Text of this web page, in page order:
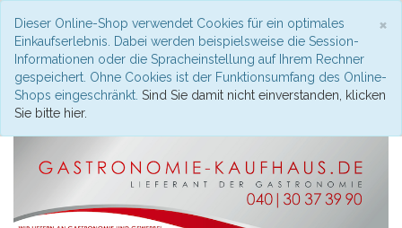
×
Dieser Online-Shop verwendet Cookies für ein optimales
Einkaufserlebnis. Dabei werden beispielsweise die Session-
Informationen oder die Spracheinstellung auf Ihrem Rechner
gespeichert. Ohne Cookies ist der Funktionsumfang des Online-
Shops eingeschränkt. Sind Sie damit nicht einverstanden, klicken
Sie bitte hier.